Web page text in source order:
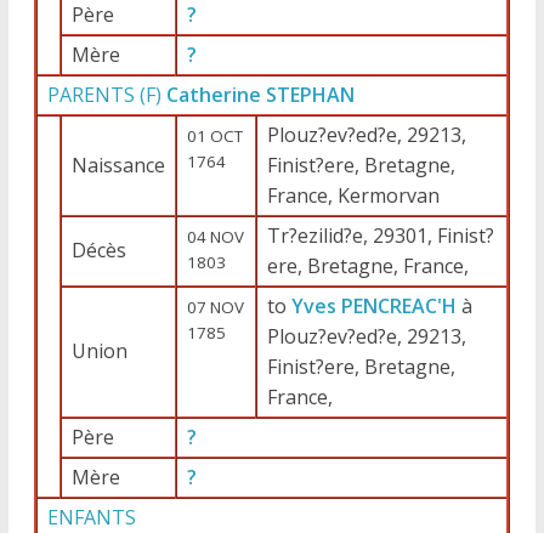
Père
?
Mère
?
PARENTS (F) Catherine STEPHAN
Naissance
01 OCT
1764
Plouz?ev?ed?e, 29213,
Finist?ere, Bretagne,
France, Kermorvan
Décès
04 NOV
1803
Tr?ezilid?e, 29301, Finist?
ere, Bretagne, France,
Union
07 NOV
1785
to Yves PENCREAC'H à
Plouz?ev?ed?e, 29213,
Finist?ere, Bretagne,
France,
Père
?
Mère
?
ENFANTS